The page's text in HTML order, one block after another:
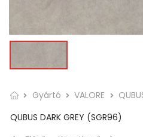
Gyártó VALORE
QUBUS DARK GREY (SGR96)